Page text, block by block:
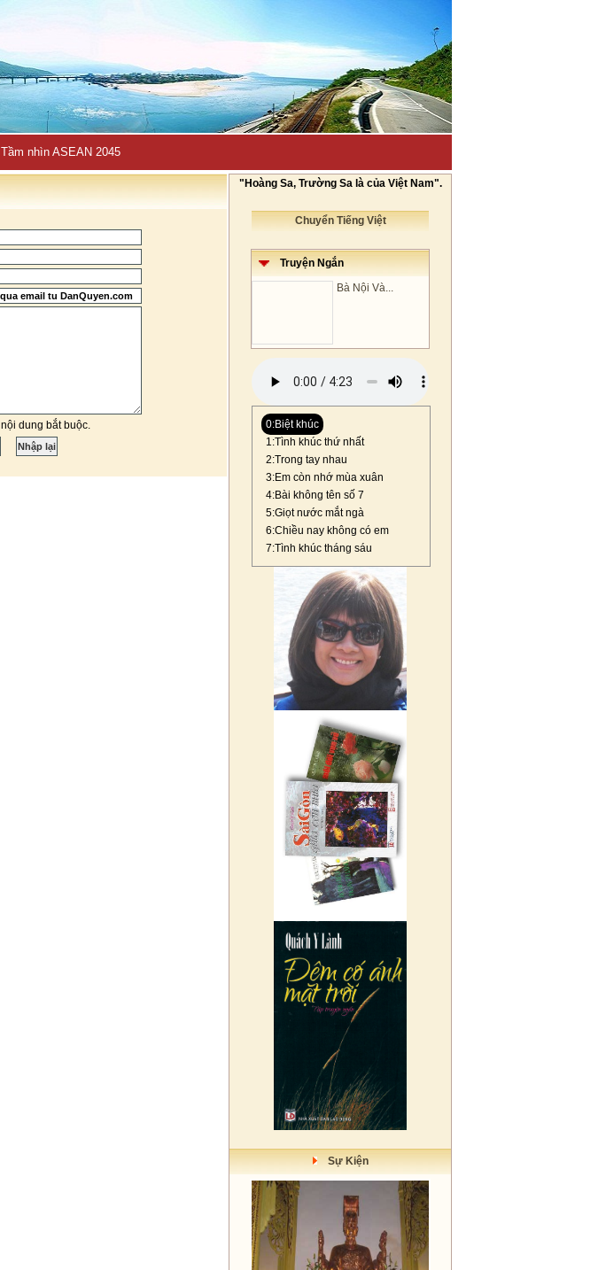
nhìn ASEAN 2045
nội dung bắt buộc.
"Hoàng Sa, Trường Sa là của Việt Nam".
Chuyển Tiếng Việt
Truyện Ngắn
Bà Nội Và...
0:Biệt khúc
1:Tình khúc thứ nhất
2:Trong tay nhau
3:Em còn nhớ mùa xuân
4:Bài không tên số 7
5:Giọt nước mắt ngà
6:Chiều nay không có em
7:Tình khúc tháng sáu
Sự Kiện